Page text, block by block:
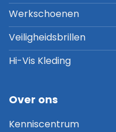
Werkschoenen
Veiligheidsbrillen
Hi-Vis Kleding
Over ons
Kenniscentrum